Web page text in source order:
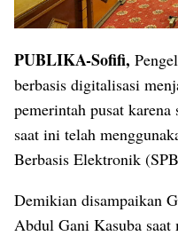
PUBLIKA-Sofifi,
berbasis digitalisasi
pemerintah pusat
saat ini telah
Berbasis Elektronik
Demikian disampaikan
Abdul Gani Kasuba saat